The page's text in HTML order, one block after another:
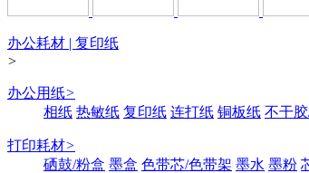
办公耗材 | 复印纸
>
办公用纸>
相纸 热敏纸 复印纸 连打纸 铜板纸 不干
打印耗材>
硒鼓/粉盒 墨盒 色带芯/色带架 墨水 墨粉